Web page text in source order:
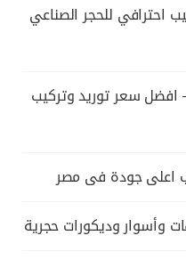
احترافي للحجر الصناعي
افضل سعر توريد وتركيب
اعلى جودة فى مصر
وديكورات حجرية